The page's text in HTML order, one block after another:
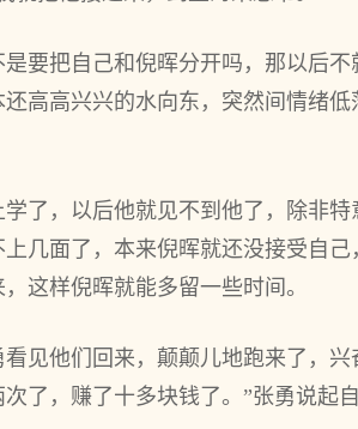
要把自己和倪晖分开吗，那以后不
高高兴兴的水向东，突然间情绪
了，以后他就见不到他了，除非
几面了，本来倪晖就还没接受自
这样倪晖就能多留一些时间。
见他们回来，颠颠儿地跑来了，
了，赚了十多块钱了。”张勇说起